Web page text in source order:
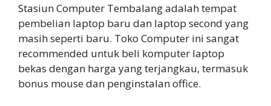
Stasiun Computer Tembalang adalah tempat
pembelian laptop baru dan laptop second yang
masih seperti baru. Toko Computer ini sangat
recommended untuk beli komputer laptop
bekas dengan harga yang terjangkau, termasuk
bonus mouse dan penginstalan office.